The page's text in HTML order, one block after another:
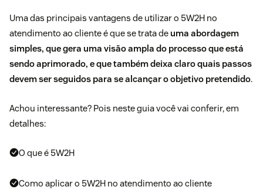
Uma das principais vantagens de utilizar o 5W2H no
atendimento ao cliente é que se trata de uma abordagem
simples, que gera uma visão ampla do processo que está
sendo aprimorado, e que também deixa claro quais passos
devem ser seguidos para se alcançar o objetivo pretendido.
Achou interessante? Pois neste guia você vai conferir, em
detalhes:
O que é 5W2H
Como aplicar o 5W2H no atendimento ao cliente